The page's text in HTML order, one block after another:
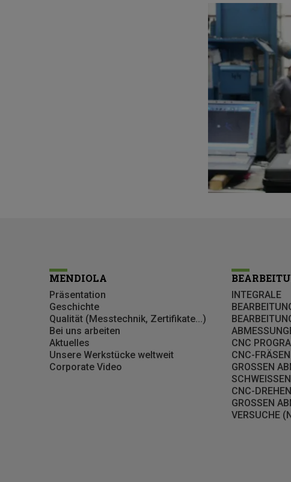
MENDIOLA
Präsentation
Geschichte
Qualität (Messtechnik, Zertifikate...)
Bei uns arbeiten
Aktuelles
Unsere Werkstücke weltweit
Corporate Video
INTEGRALE
CNC
CNC-
GROSSEN
CNC-
GROSSEN
VERSUCHE